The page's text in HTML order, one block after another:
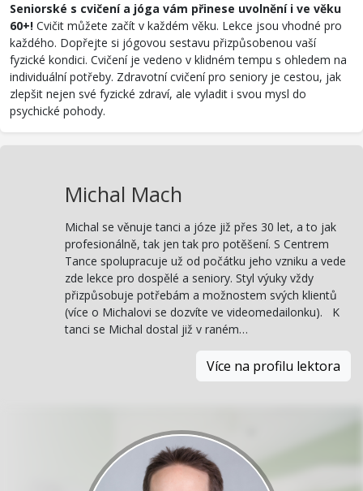
Seniorské s cvičení a jóga vám přinese uvolnění i ve věku
60+! Cvičit můžete začít v každém věku. Lekce jsou vhodné pro
každého. Dopřejte si jógovou sestavu přizpůsobenou vaší
fyzické kondici. Cvičení je vedeno v klidném tempu s ohledem na
individuální potřeby. Zdravotní cvičení pro seniory je cestou, jak
zlepšit nejen své fyzické zdraví, ale vyladit i svou mysl do
psychické pohody.
Michal Mach
Michal se věnuje tanci a józe již přes 30 let, a to jak
profesionálně, tak jen tak pro potěšení. S Centrem
Tance spolupracuje už od počátku jeho vzniku a vede
zde lekce pro dospělé a seniory. Styl výuky vždy
přizpůsobuje potřebám a možnostem svých klientů
(více o Michalovi se dozvíte ve videomedailonku). K
tanci se Michal dostal již v raném…
Více na profilu lektora